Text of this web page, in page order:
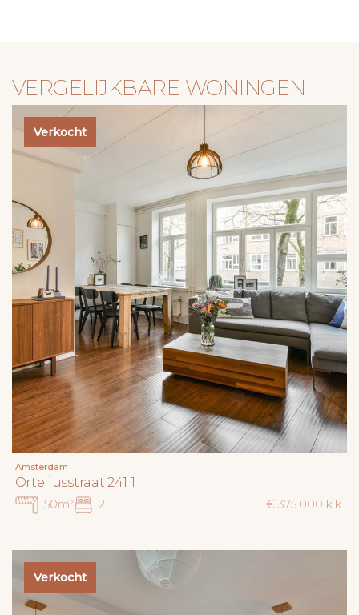
VERGELIJKBARE WONINGEN
Verkocht
Amsterdam
Orteliusstraat 241 1
50m² 2 € 375.000 k.k.
Verkocht